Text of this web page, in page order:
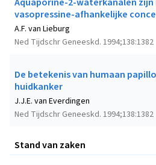
vasopressine-afhankelijke
Ned Tijdschr Geneeskd. 1994;138:1382
A.F. van Lieburg
De betekenis van humaan
huidkanker
Ned Tijdschr Geneeskd. 1994;138:1382
J.J.E. van Everdingen
Stand van zaken